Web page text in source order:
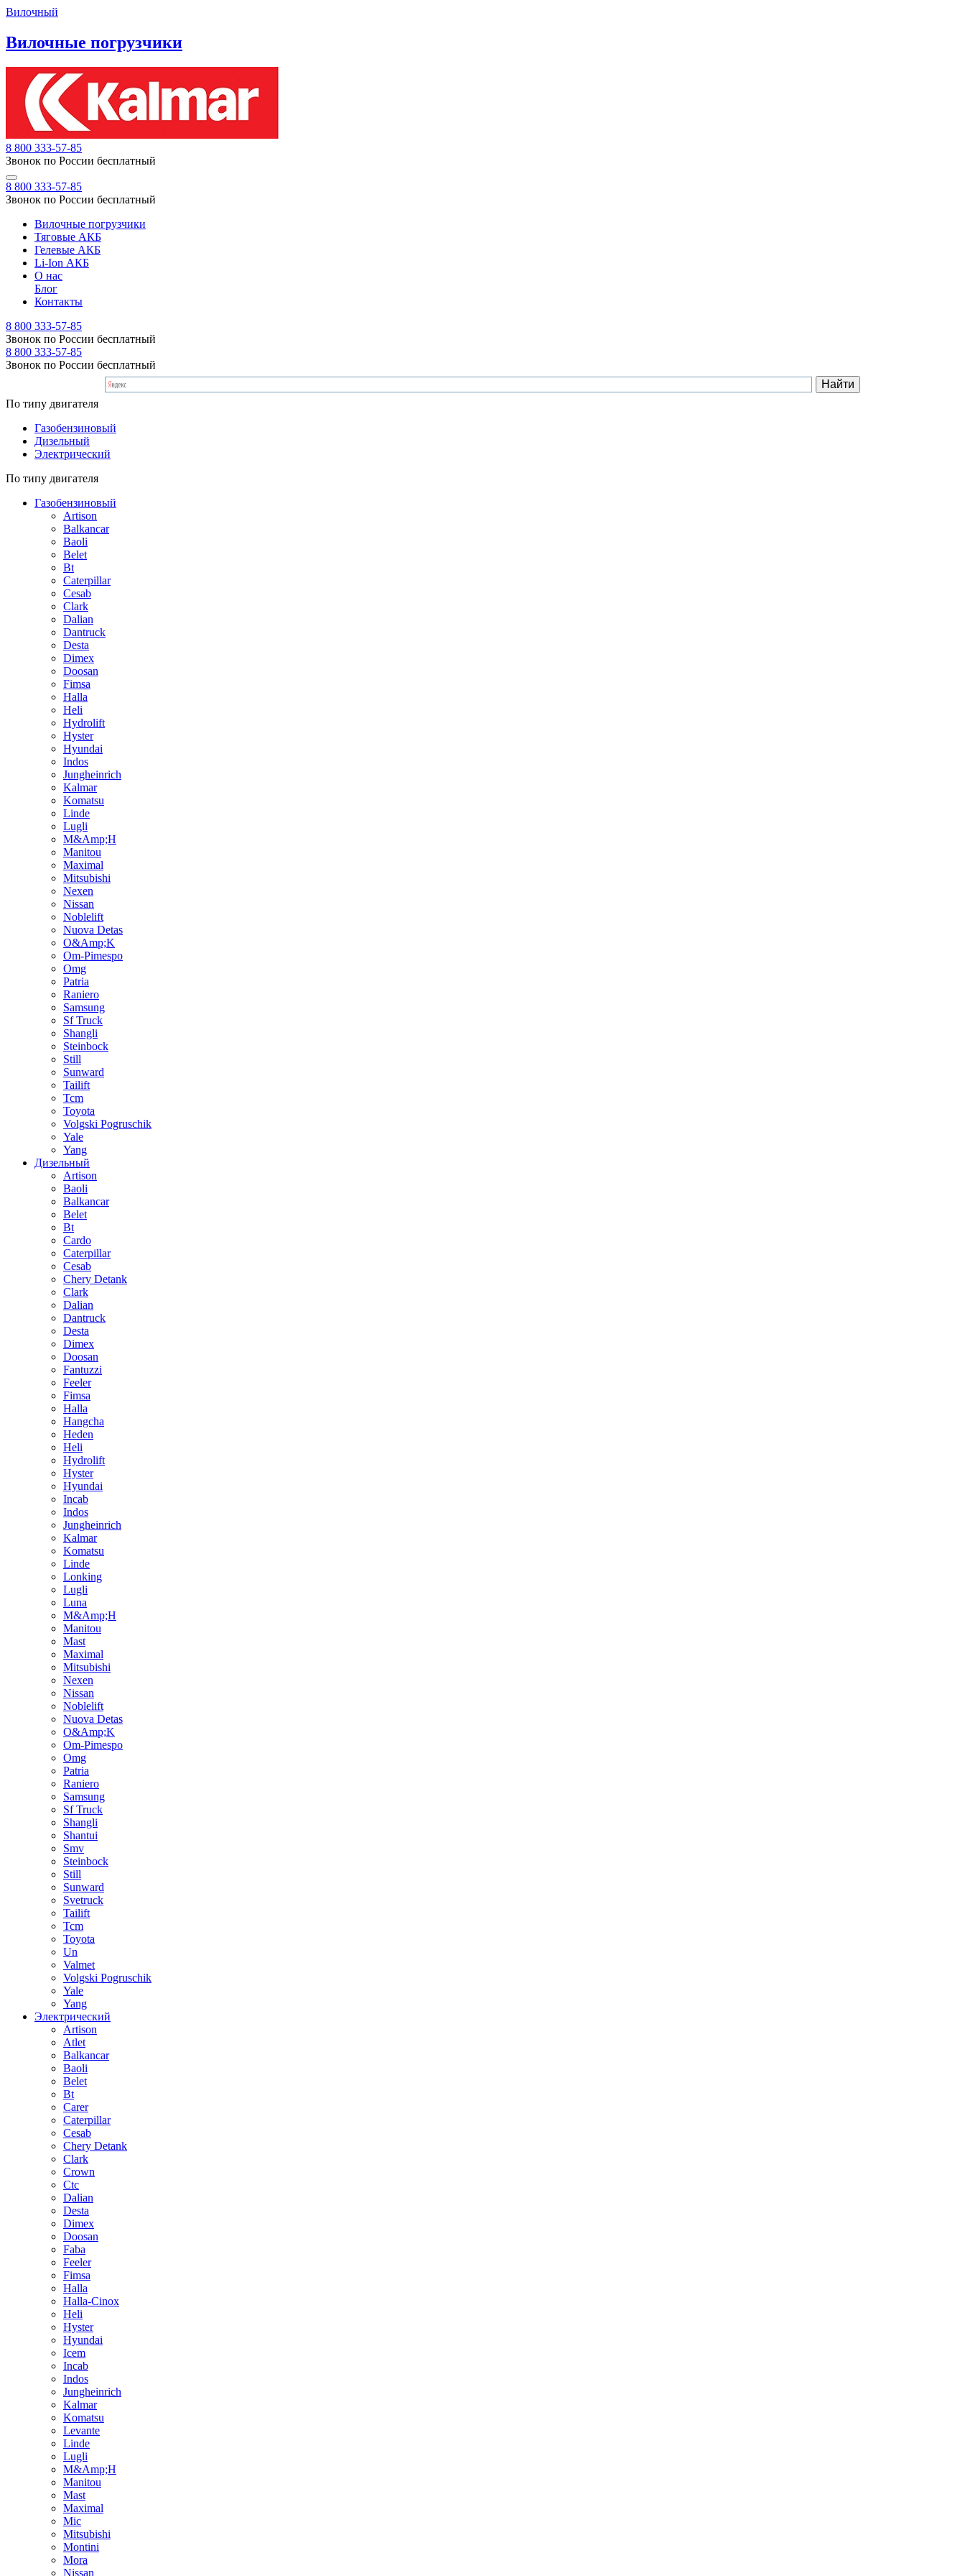
Вилочный
Вилочные погрузчики
8 800 333-57-85
Звонок по России бесплатный
8 800 333-57-85
Звонок по России бесплатный
Вилочные погрузчики
Тяговые АКБ
Гелевые АКБ
Li-Ion АКБ
О нас
Блог
Контакты
8 800 333-57-85
Звонок по России бесплатный
8 800 333-57-85
Звонок по России бесплатный
По типу двигателя
Газобензиновый
Дизельный
Электрический
По типу двигателя
Газобензиновый
Artison
Balkancar
Baoli
Belet
Bt
Caterpillar
Cesab
Clark
Dalian
Dantruck
Desta
Dimex
Doosan
Fimsa
Halla
Heli
Hydrolift
Hyster
Hyundai
Indos
Jungheinrich
Kalmar
Komatsu
Linde
Lugli
M&Amp;H
Manitou
Maximal
Mitsubishi
Nexen
Nissan
Noblelift
Nuova Detas
O&Amp;K
Om-Pimespo
Omg
Patria
Raniero
Samsung
Sf Truck
Shangli
Steinbock
Still
Sunward
Tailift
Tcm
Toyota
Volgski Pogruschik
Yale
Yang
Дизельный
Artison
Baoli
Balkancar
Belet
Bt
Cardo
Caterpillar
Cesab
Chery Detank
Clark
Dalian
Dantruck
Desta
Dimex
Doosan
Fantuzzi
Feeler
Fimsa
Halla
Hangcha
Heden
Heli
Hydrolift
Hyster
Hyundai
Incab
Indos
Jungheinrich
Kalmar
Komatsu
Linde
Lonking
Lugli
Luna
M&Amp;H
Manitou
Mast
Maximal
Mitsubishi
Nexen
Nissan
Noblelift
Nuova Detas
O&Amp;K
Om-Pimespo
Omg
Patria
Raniero
Samsung
Sf Truck
Shangli
Shantui
Smv
Steinbock
Still
Sunward
Svetruck
Tailift
Tcm
Toyota
Un
Valmet
Volgski Pogruschik
Yale
Yang
Электрический
Artison
Atlet
Balkancar
Baoli
Belet
Bt
Carer
Caterpillar
Cesab
Chery Detank
Clark
Crown
Ctc
Dalian
Desta
Dimex
Doosan
Faba
Feeler
Fimsa
Halla
Halla-Cinox
Heli
Hyster
Hyundai
Icem
Incab
Indos
Jungheinrich
Kalmar
Komatsu
Levante
Linde
Lugli
M&Amp;H
Manitou
Mast
Maximal
Mic
Mitsubishi
Montini
Mora
Nissan